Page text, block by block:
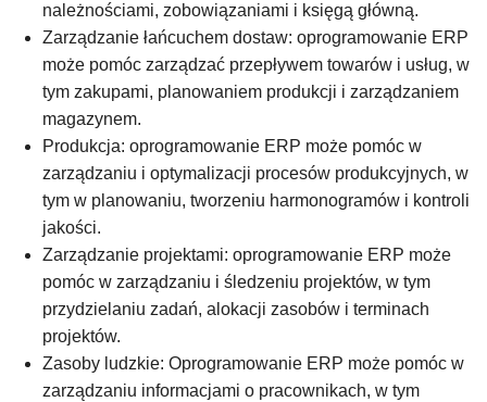
należnościami, zobowiązaniami i księgą główną.
Zarządzanie łańcuchem dostaw: oprogramowanie ERP
może pomóc zarządzać przepływem towarów i usług, w
tym zakupami, planowaniem produkcji i zarządzaniem
magazynem.
Produkcja: oprogramowanie ERP może pomóc w
zarządzaniu i optymalizacji procesów produkcyjnych, w
tym w planowaniu, tworzeniu harmonogramów i kontroli
jakości.
Zarządzanie projektami: oprogramowanie ERP może
pomóc w zarządzaniu i śledzeniu projektów, w tym
przydzielaniu zadań, alokacji zasobów i terminach
projektów.
Zasoby ludzkie: Oprogramowanie ERP może pomóc w
zarządzaniu informacjami o pracownikach, w tym